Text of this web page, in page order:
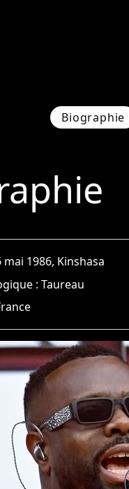
Biographie
mai 1986, Kinshasa
:Taureau